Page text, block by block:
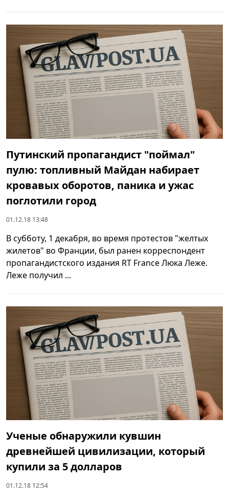
Путинский пропагандист "поймал"
пулю: топливный Майдан набирает
кровавых оборотов, паника и ужас
поглотили город
01.12.18 13:48
В субботу, 1 декабря, во время протестов "желтых
жилетов" во Франции, был ранен корреспондент
пропагандистского издания RT France Люка Леже.
Леже получил ...
Ученые обнаружили кувшин
древнейшей цивилизации, который
купили за 5 долларов
01.12.18 12:54